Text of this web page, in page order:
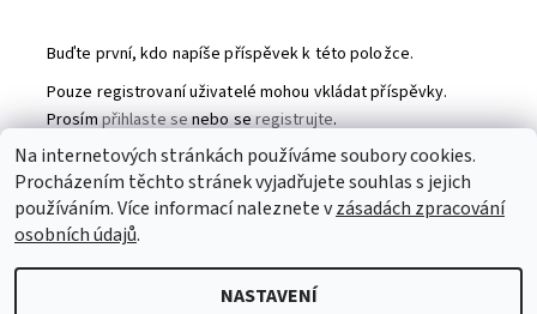
Buďte první, kdo napíše příspěvek k této položce.
Pouze registrovaní uživatelé mohou vkládat příspěvky.
Prosímpřihlaste senebo seregistrujte.
Partneři Toaletní papír Ubrousky Práce na doma
Swarovski šperky | Prostěradla
Na internetových stránkách používáme soubory cookies.
Procházením těchto stránek vyjadřujete souhlas s jejich
používáním. Více informací naleznete vzásadách zpracování
osobních údajů.
NASTAVENÍ